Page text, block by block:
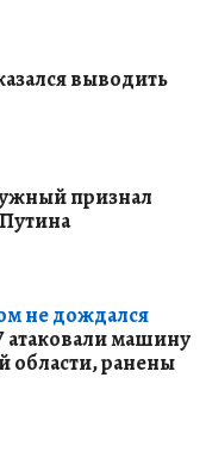
выводить
признал
не дождался
машину
области, ранены